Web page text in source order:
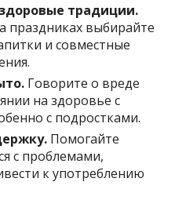
традиции.
праздниках выбирайте
и совместные
Говорите о вреде
на здоровье с
с подростками.
Помогайте
с проблемами,
к употреблению